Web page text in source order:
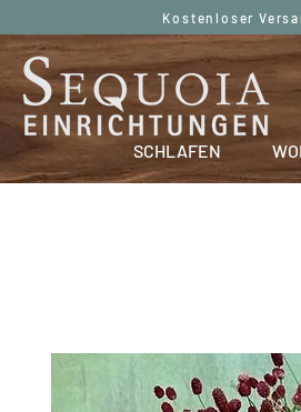
Kostenloser
SCHLAFEN